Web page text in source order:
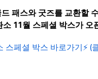
패스와 굿즈를 교환할
소 11월 스페셜 박스가 오
스페셜 박스 바로가기⚡️ (